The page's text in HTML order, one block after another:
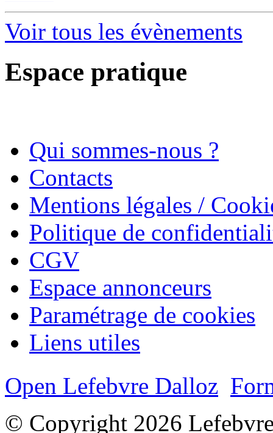
Voir tous les évènements
Espace pratique
Qui sommes-nous ?
Contacts
Mentions légales /
Politique de
CGV
Espace annonceurs
Paramétrage de cookies
Liens utiles
Open Lefebvre Dalloz
© Copyright 2026